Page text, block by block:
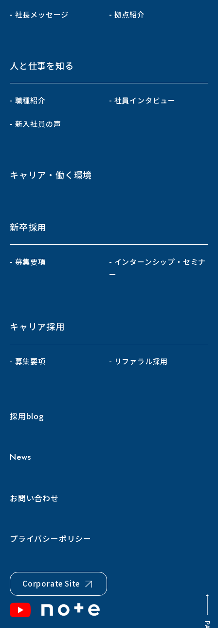
- 社長メッセージ - 拠点紹介
人と仕事を知る
- 職種紹介 - 社員インタビュー
- 新入社員の声
キャリア・働く環境
新卒採用
- 募集要項 - インターンシップ・セミナ
ー
キャリア採用
- 募集要項 - リファラル採用
採用blog
News
お問い合わせ
プライバシーポリシー
Corporate Site